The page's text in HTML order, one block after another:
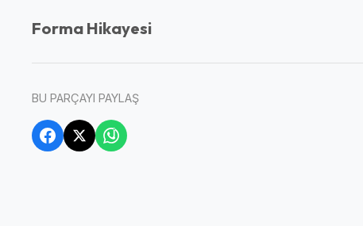
Forma Hikayesi
BU PARÇAYI PAYLAŞ